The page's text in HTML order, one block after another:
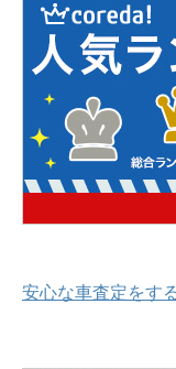
安心な車査定をす